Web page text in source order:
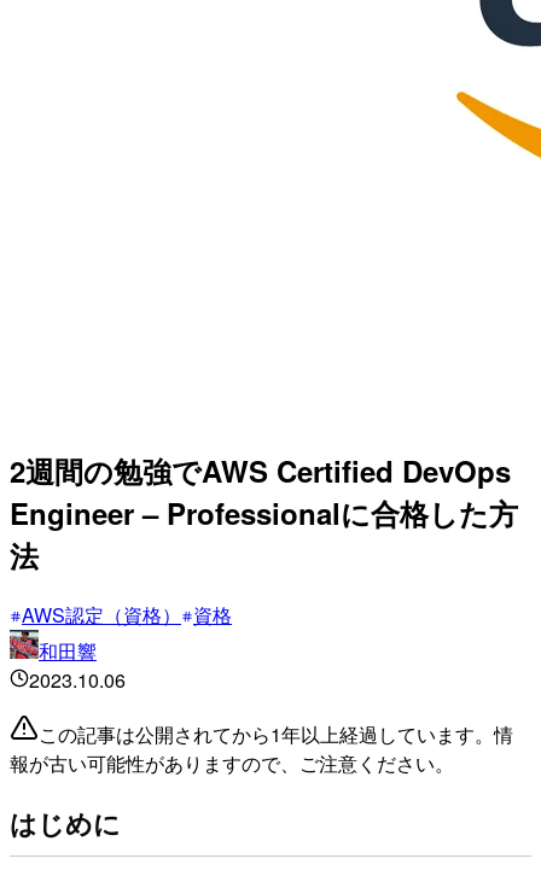
2週間の勉強でAWS Certified DevOps
Engineer – Professionalに合格した方
法
AWS認定（資格）
資格
和田響
2023.10.06
この記事は公開されてから1年以上経過しています。情
報が古い可能性がありますので、ご注意ください。
はじめに